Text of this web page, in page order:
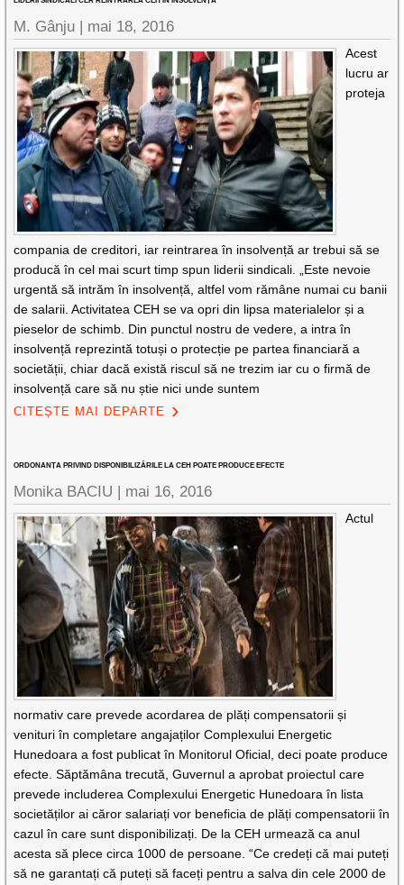
M. Gânju | mai 18, 2016
Acest
lucru ar
proteja
compania de creditori, iar reintrarea în insolvență ar trebui să se
producă în cel mai scurt timp spun liderii sindicali. „Este nevoie
urgentă să intrăm în insolvență, altfel vom rămâne numai cu banii
de salarii. Activitatea CEH se va opri din lipsa materialelor și a
pieselor de schimb. Din punctul nostru de vedere, a intra în
insolvență reprezintă totuși o protecție pe partea financiară a
societății, chiar dacă există riscul să ne trezim iar cu o firmă de
insolvență care să nu știe nici unde suntem
CITEȘTE MAI DEPARTE
ORDONANȚA PRIVIND DISPONIBILIZĂRILE LA CEH POATE PRODUCE EFECTE
Monika BACIU | mai 16, 2016
Actul
normativ care prevede acordarea de plăți compensatorii și
venituri în completare angajaților Complexului Energetic
Hunedoara a fost publicat în Monitorul Oficial, deci poate produce
efecte. Săptămâna trecută, Guvernul a aprobat proiectul care
prevede includerea Complexului Energetic Hunedoara în lista
societăților ai căror salariați vor beneficia de plăți compensatorii în
cazul în care sunt disponibilizați. De la CEH urmează ca anul
acesta să plece circa 1000 de persoane. “Ce credeți că mai puteți
să ne garantați că puteți să faceți pentru a salva din cele 2000 de